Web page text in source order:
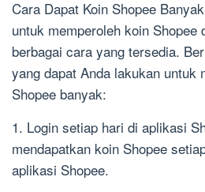
Cara Dapat Koin Shopee
untuk memperoleh koin Shopee
berbagai cara yang tersedia.
yang dapat Anda lakukan untuk
Shopee banyak:
1. Login setiap hari di aplikasi
mendapatkan koin Shopee
aplikasi Shopee.